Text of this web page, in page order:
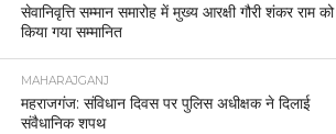
सेवानिवृत्ति सम्मान समारोह में मुख्य आरक्षी गौरी शंकर राम को
किया गया सम्मानित
MAHARAJGANJ
महराजगंज: संविधान दिवस पर पुलिस अधीक्षक ने दिलाई
संवैधानिक शपथ